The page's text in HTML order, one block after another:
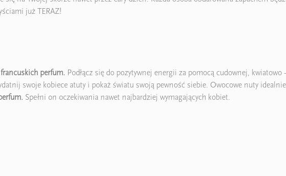
już TERAZ!
francuskich perfum. Podłącz się do pozytywnej energii za pomocą cudownej,
swoje kobiece atuty i pokaż światu swoją pewność siebie. Owocowe nuty
Spełni on oczekiwania nawet najbardziej wymagających kobiet.